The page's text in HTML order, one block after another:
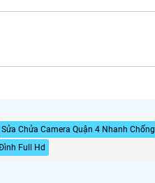
Sửa Chửa Camera Quận 4 Nhanh Chống
Full Hd